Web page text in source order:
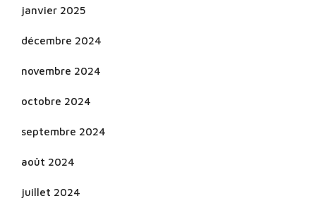
janvier 2025
décembre 2024
novembre 2024
octobre 2024
septembre 2024
août 2024
juillet 2024